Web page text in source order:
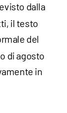
dalla
il testo
del
di agosto
in